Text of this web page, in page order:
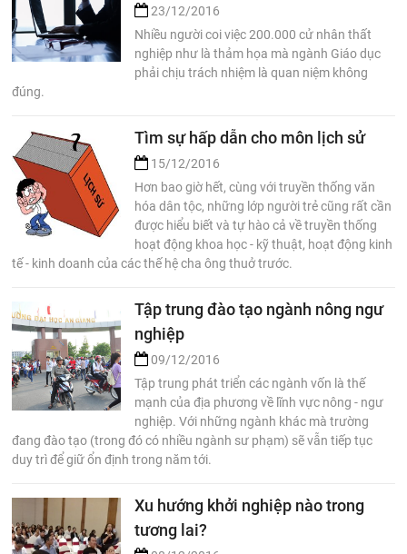
23/12/2016
Nhiều người coi việc 200.000 cử nhân thất
nghiệp như là thảm họa mà ngành Giáo dục
phải chịu trách nhiệm là quan niệm không
đúng.
Tìm sự hấp dẫn cho môn lịch sử
15/12/2016
Hơn bao giờ hết, cùng với truyền thống văn
hóa dân tộc, những lớp người trẻ cũng rất cần
được hiểu biết và tự hào cả về truyền thống
hoạt động khoa học - kỹ thuật, hoạt động kinh
tế - kinh doanh của các thế hệ cha ông thuở trước.
Tập trung đào tạo ngành nông ngư
nghiệp
09/12/2016
Tập trung phát triển các ngành vốn là thế
mạnh của địa phương về lĩnh vực nông - ngư
nghiệp. Với những ngành khác mà trường
đang đào tạo (trong đó có nhiều ngành sư phạm) sẽ vẫn tiếp tục
duy trì để giữ ổn định trong năm tới.
Xu hướng khởi nghiệp nào trong
tương lai?